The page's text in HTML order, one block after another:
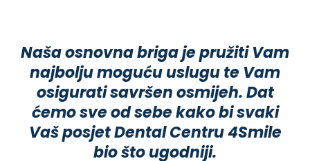
Naša osnovna briga je pružiti Vam
najbolju moguću uslugu te Vam
osigurati savršen osmijeh. Dat
ćemo sve od sebe kako bi svaki
Vaš posjet Dental Centru 4Smile
bio što ugodniji.